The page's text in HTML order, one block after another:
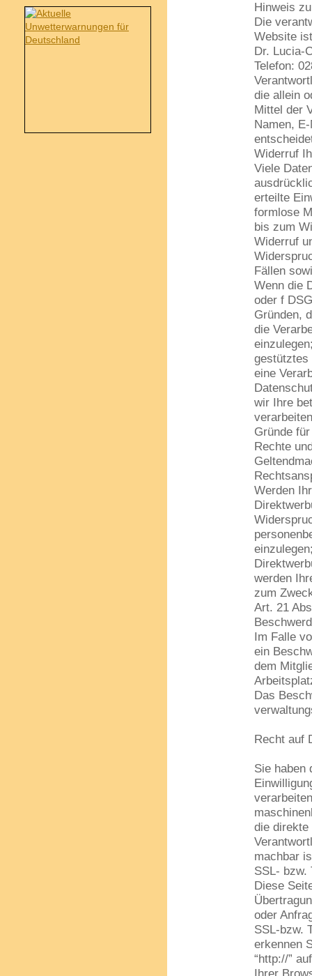
Hinweis
Die
Website
Dr. Lucia-
Telefon:
die allein
Mittel der
Namen,
Widerruf
Viele
erteilte
formlose
bis zum
Widerruf
Fällen
Wenn die
oder f
Gründen,
die
gestütztes
eine
wir Ihre
Gründe
Rechte
Werden
werden
zum
Art. 21
Im Falle
ein
dem
Das
Recht auf
Sie haben
die direkte
machbar
SSL- bzw.
Diese
oder
SSL-bzw.
erkennen
“http://”